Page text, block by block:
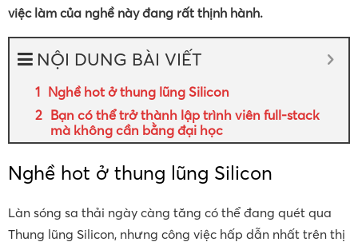
việc làm của nghề này đang rất thịnh hành.
NỘI DUNG BÀI VIẾT
Nghề hot ở thung lũng Silicon
Bạn có thể trở thành lập trình viên full-stack
mà không cần bằng đại học
Nghề hot ở thung lũng Silicon
Làn sóng sa thải ngày càng tăng có thể đang quét qua
Thung lũng Silicon, nhưng công việc hấp dẫn nhất trên thị